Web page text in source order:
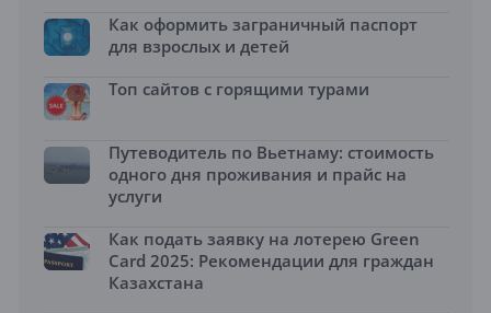
Как оформить заграничный паспорт
для взрослых и детей
Топ сайтов с горящими турами
Путеводитель по Вьетнаму: стоимость
одного дня проживания и прайс на
услуги
Как подать заявку на лотерею Green
Card 2025: Рекомендации для граждан
Казахстана